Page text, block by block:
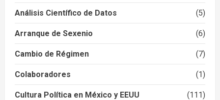
Análisis Científico de Datos (5)
Arranque de Sexenio (6)
Cambio de Régimen (7)
Colaboradores (1)
Cultura Política en México y EEUU (111)